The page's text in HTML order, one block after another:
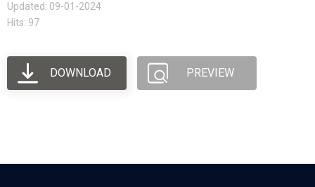
Updated: 09-01-2024
Hits: 97
DOWNLOAD PREVIEW